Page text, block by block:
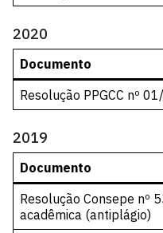
2020
Documento
Resolução PPGCC nº
2019
Documento
Resolução Consepe nº
acadêmica (antiplágio)